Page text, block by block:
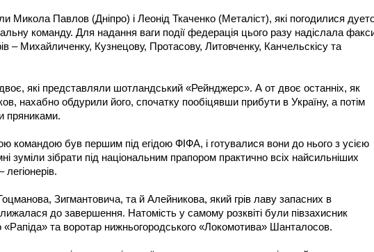
Микола Павлов (Дніпро) і Леонід Ткаченко (Металіст), які погодилися
команду. Для надання ваги події федерація цього разу надіслала
– Михайличенку, Кузнецову, Протасову, Литовченку, Канчельскісу та
які представляли шотландський «Рейнджерс». А от двоє останніх, як
нахабно обдурили його, спочатку пообіцявши прибути в Україну, а потім
пряниками.
командою був першим під егідою ФІФА, і готувалися вони до нього з усією
зуміли зібрати під національним прапором практично всіх найсильніших
Зигмантовича, та й Алейникова, який грів лаву запасних в
до завершення. Натомість у самому розквіті були півзахисник
«Рапіда» та воротар нижньогородського «Локомотива» Шанталосов.